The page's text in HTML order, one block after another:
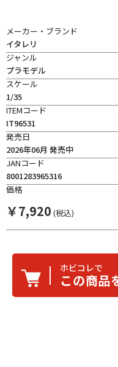
メーカー・ブランド
イタレリ
ジャンル
プラモデル
スケール
1/35
ITEMコード
IT96531
発売日
2026年06月 発売中
JANコード
8001283965316
価格
￥7,920 (税込)
ホビコレで
この商品